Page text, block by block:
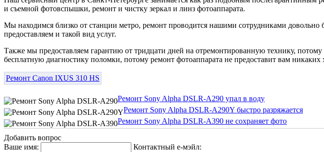
и съемной фотовспышки, ремонт и чистку зеркал и линз фотоаппарата.
Мы находимся близко от станции метро, ремонт проводится нашими сотрудниками
предоставляем и такой вид услуг.
Также мы предоставляем гарантию от тридцати дней на отремонтированную технику,
бесплатную диагностику поломки, потому ремонт фотоаппарата не предоставит вам никаких
Ремонт Canon IXUS 310 HS
Ремонт Sony Alpha DSLR-A290 упал в воду
Ремонт Sony Alpha DSLR-A290Y быстро разряжается
Ремонт Sony Alpha DSLR-A390 не сохраняет фото
Добавить вопрос
Ваше имя:
Контактный е-мэйл: